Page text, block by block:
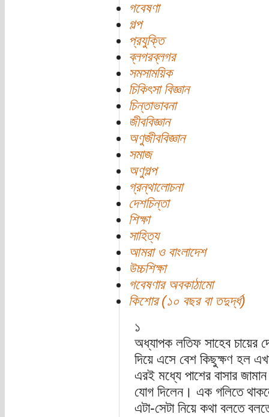
গবেষণা
গল্প
প্রযুক্তি
ব্লগরব্লগর
সমসাময়িক
চিকিৎসা বিজ্ঞান
চিন্তাভাবনা
জীববিজ্ঞান
অণুজীববিজ্ঞান
সমাজ
অণুগল্প
গ্রন্থালোচনা
দেশচিন্তা
শিক্ষা
সাহিত্য
আমরা ও বাংলাদেশ
উচ্চশিক্ষা
গবেষণার অবকাঠামো
কিশোর (১০ বছর বা তদুর্দ্ধ)
১
অধ্যাপক লতিফ সাহেব চায়ের
দিয়ে এসে বেশ কিছুক্ষণ হল
এরই মধ্যে পাশের বাসার
যোগ দিলেন। এক গলিতে
এটা-সেটা নিয়ে কথা বলতে